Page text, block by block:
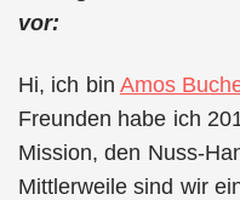
vor:
Hi, ich bin Amos
Freunden habe ich
Mission, den Nuss-
Mittlerweile sind wir